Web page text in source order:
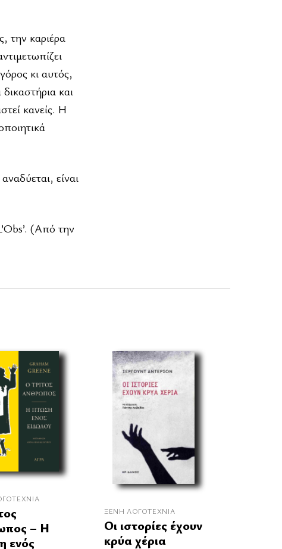
την καριέρα
κι αυτός,
και
κανείς. Η
είναι
(Από την
– Η
ενός
ΞΈΝΗ ΛΟΓΟΤΕΧΝΊΑ
Οι ιστορίες έχουν
κρύα χέρια